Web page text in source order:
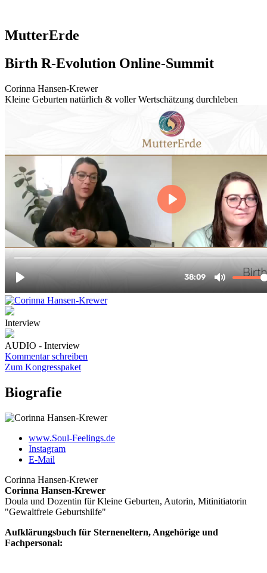
MutterErde
Birth R-Evolution Online-Summit
Corinna Hansen-Krewer
Kleine Geburten natürlich & voller Wertschätzung durchleben
Interview
AUDIO - Interview
Kommentar schreiben
Zum Kongresspaket
Biografie
www.Soul-Feelings.de
Instagram
E-Mail
Corinna Hansen-Krewer
Corinna Hansen-Krewer
Doula und Dozentin für Kleine Geburten, Autorin, Mitinitiatorin
"Gewaltfreie Geburtshilfe"
Aufklärungsbuch für Sterneneltern, Angehörige und
Fachpersonal: